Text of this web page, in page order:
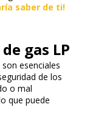
saber de ti!
gas LP
son esenciales
de los
o mal
que puede